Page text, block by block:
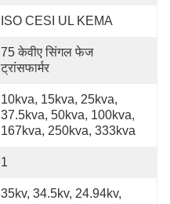
ISO CESI UL KEMA
75 केवीए सिंगल फेज
ट्रांसफार्मर
10kva, 15kva, 25kva,
37.5kva, 50kva, 100kva,
167kva, 250kva, 333kva
1
35kv, 34.5kv, 24.94kv,